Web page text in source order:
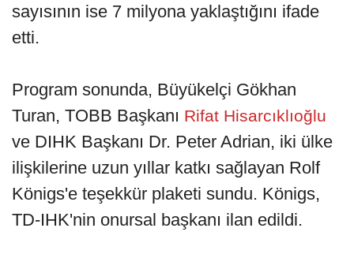
sayısının ise 7 milyona yaklaştığını ifade
etti.
Program sonunda, Büyükelçi Gökhan
Turan, TOBB Başkanı Rifat Hisarcıklıoğlu
ve DIHK Başkanı Dr. Peter Adrian, iki ülke
ilişkilerine uzun yıllar katkı sağlayan Rolf
Königs'e teşekkür plaketi sundu. Königs,
TD-IHK'nin onursal başkanı ilan edildi.